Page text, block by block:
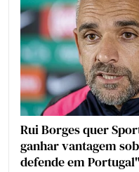
Rui Borges quer
ganhar vantagem
defende em Portugal"